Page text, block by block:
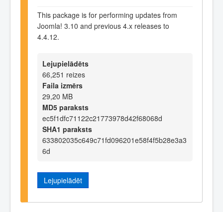
This package is for performing updates from
Joomla! 3.10 and previous 4.x releases to
4.4.12.
Lejupielādēts
66,251 reizes
Faila izmērs
29,20 MB
MD5 paraksts
ec5f1dfc71122c21773978d42f68068d
SHA1 paraksts
633802035c649c71fd096201e58f4f5b28e3a3
6d
Lejupielādēt